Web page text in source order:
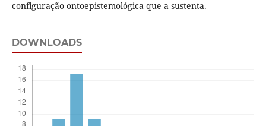
configuração ontoepistemológica que a sustenta.
DOWNLOADS